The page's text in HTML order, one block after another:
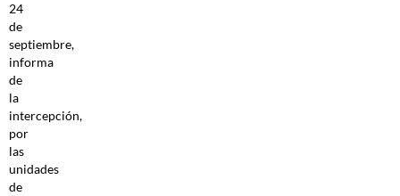
24
de
septiembre,
informa
de
la
intercepción,
por
las
unidades
de